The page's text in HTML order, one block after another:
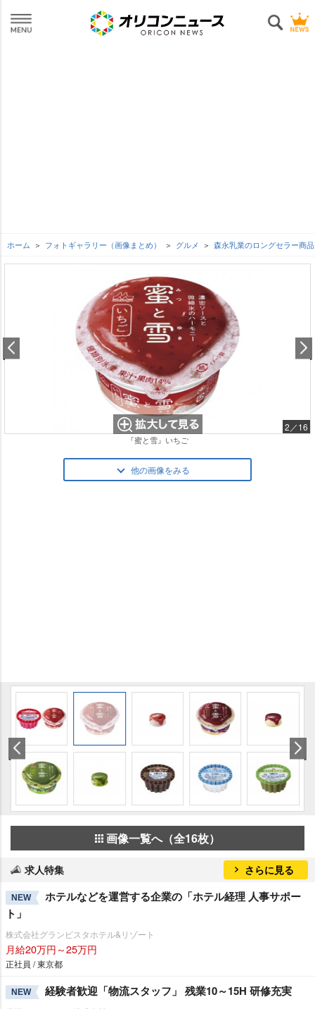
ホーム フォトギャラリー（画像まとめ） グルメ 森永乳業のロングセラー商
2／16
『蜜と雪』いちご
他の画像をみる
画像一覧へ（全16枚）
求人特集 さらに見る
NEW
ホテルなどを運営する企業の「ホテル経理 人事サポー
ト」
株式会社グランビスタホテル&リゾート
月給20万円～25万円
正社員 / 東京都
NEW 経験者歓迎「物流スタッフ」 残業10～15H 研修充実